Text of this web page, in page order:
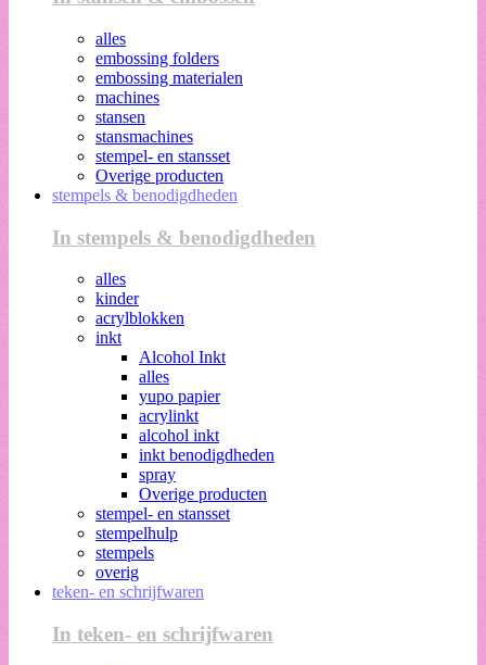
alles
embossing folders
embossing materialen
machines
stansen
stansmachines
stempel- en stansset
Overige producten
stempels & benodigdheden
In stempels & benodigdheden
alles
kinder
acrylblokken
inkt
Alcohol Inkt
alles
yupo papier
acrylinkt
alcohol inkt
inkt benodigdheden
spray
Overige producten
stempel- en stansset
stempelhulp
stempels
overig
teken- en schrijfwaren
In teken- en schrijfwaren